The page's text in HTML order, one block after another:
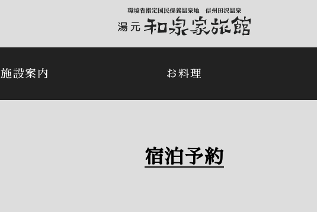
施設案内 お料理
宿泊予約